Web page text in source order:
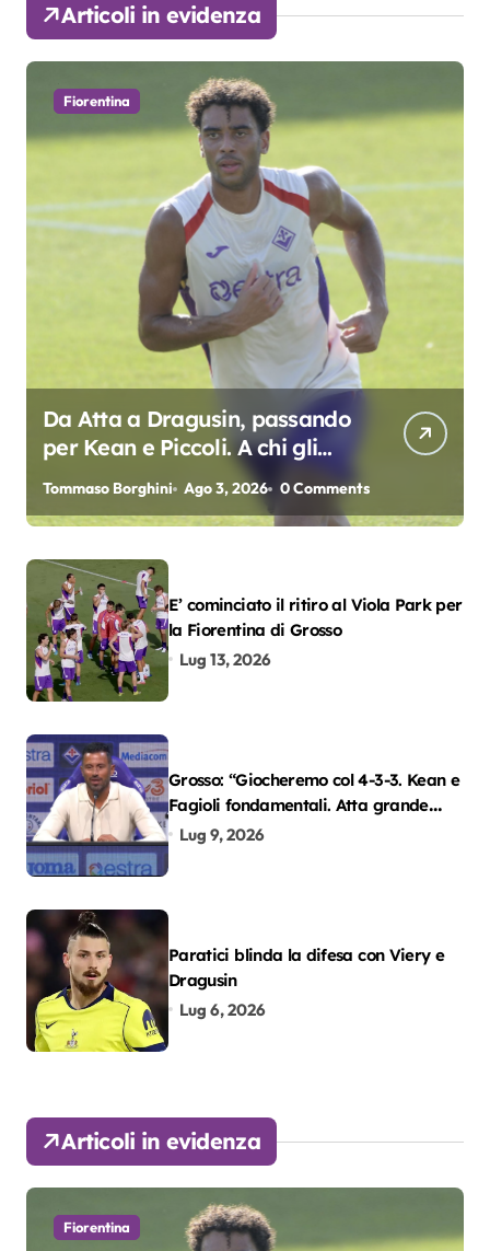
Articoli in evidenza
Fiorentina
Da Atta a Dragusin, passando
per Kean e Piccoli. A chi gli
oscar del precampionato?
Tommaso Borghini Ago 3, 2026 0 Comments
E’ cominciato il ritiro al Viola Park per
la Fiorentina di Grosso
Lug 13, 2026
Grosso: “Giocheremo col 4-3-3. Kean e
Fagioli fondamentali. Atta grande
colpo”
Lug 9, 2026
Paratici blinda la difesa con Viery e
Dragusin
Lug 6, 2026
Articoli in evidenza
Fiorentina